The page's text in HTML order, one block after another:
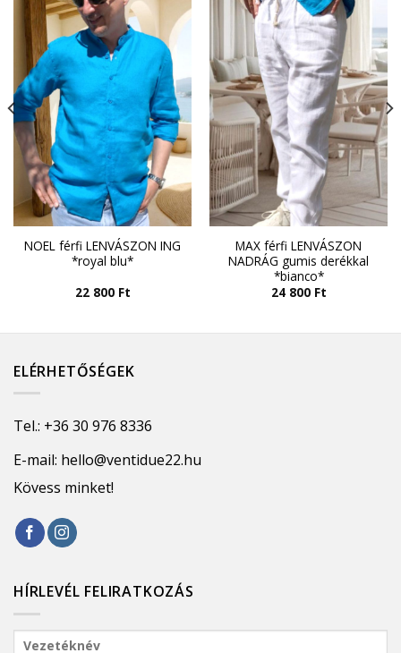
NOEL férfi LENVÁSZON ING
*royal blu*
22 800 Ft
MAX férfi LENVÁSZON
NADRÁG gumis derékkal
*bianco*
24 800 Ft
ELÉRHETŐSÉGEK
Tel.: +36 30 976 8336
E-mail: hello@ventidue22.hu
Kövess minket!
HÍRLEVÉL FELIRATKOZÁS